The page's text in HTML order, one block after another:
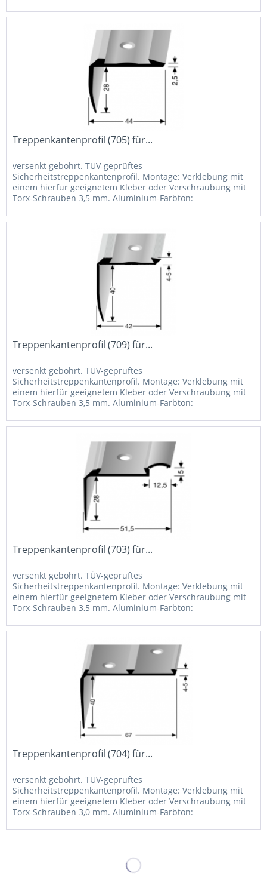
Treppenkantenprofil (705) für...
versenkt gebohrt. TÜV-geprüftes
Sicherheitstreppenkantenprofil. Montage: Verklebung mit
einem hierfür geeignetem Kleber oder Verschraubung mit
Torx-Schrauben 3,5 mm. Aluminium-Farbton:
Treppenkantenprofil (709) für...
versenkt gebohrt. TÜV-geprüftes
Sicherheitstreppenkantenprofil. Montage: Verklebung mit
einem hierfür geeignetem Kleber oder Verschraubung mit
Torx-Schrauben 3,5 mm. Aluminium-Farbton:
Treppenkantenprofil (703) für...
versenkt gebohrt. TÜV-geprüftes
Sicherheitstreppenkantenprofil. Montage: Verklebung mit
einem hierfür geeignetem Kleber oder Verschraubung mit
Torx-Schrauben 3,5 mm. Aluminium-Farbton:
Treppenkantenprofil (704) für...
versenkt gebohrt. TÜV-geprüftes
Sicherheitstreppenkantenprofil. Montage: Verklebung mit
einem hierfür geeignetem Kleber oder Verschraubung mit
Torx-Schrauben 3,0 mm. Aluminium-Farbton: